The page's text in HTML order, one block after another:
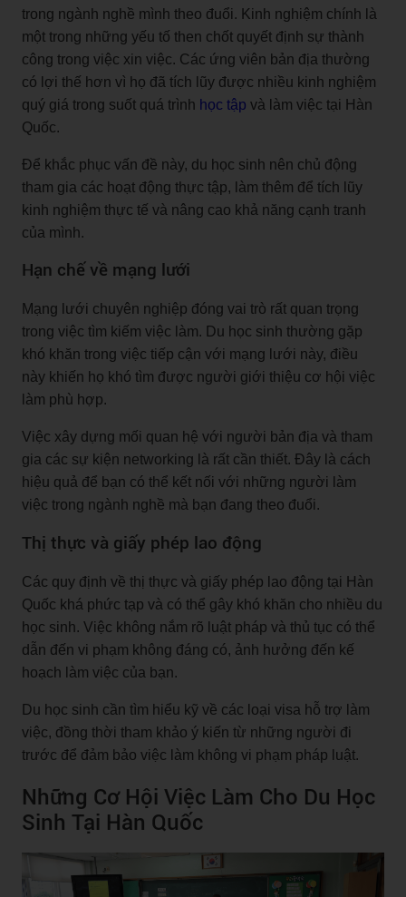
trong ngành nghề mình theo đuổi. Kinh nghiệm chính là
một trong những yếu tố then chốt quyết định sự thành
công trong việc xin việc. Các ứng viên bản địa thường
có lợi thế hơn vì họ đã tích lũy được nhiều kinh nghiệm
quý giá trong suốt quá trình học tập và làm việc tại Hàn
Quốc.
Để khắc phục vấn đề này, du học sinh nên chủ động
tham gia các hoạt động thực tập, làm thêm để tích lũy
kinh nghiệm thực tế và nâng cao khả năng cạnh tranh
của mình.
Hạn chế về mạng lưới
Mạng lưới chuyên nghiệp đóng vai trò rất quan trọng
trong việc tìm kiếm việc làm. Du học sinh thường gặp
khó khăn trong việc tiếp cận với mạng lưới này, điều
này khiến họ khó tìm được người giới thiệu cơ hội việc
làm phù hợp.
Việc xây dựng mối quan hệ với người bản địa và tham
gia các sự kiện networking là rất cần thiết. Đây là cách
hiệu quả để bạn có thể kết nối với những người làm
việc trong ngành nghề mà bạn đang theo đuổi.
Thị thực và giấy phép lao động
Các quy định về thị thực và giấy phép lao động tại Hàn
Quốc khá phức tạp và có thể gây khó khăn cho nhiều du
học sinh. Việc không nắm rõ luật pháp và thủ tục có thể
dẫn đến vi phạm không đáng có, ảnh hưởng đến kế
hoạch làm việc của bạn.
Du học sinh cần tìm hiểu kỹ về các loại visa hỗ trợ làm
việc, đồng thời tham khảo ý kiến từ những người đi
trước để đảm bảo việc làm không vi phạm pháp luật.
Những Cơ Hội Việc Làm Cho Du Học
Sinh Tại Hàn Quốc